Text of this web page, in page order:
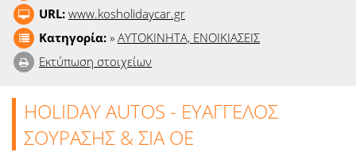
URL: www.kosholidaycar.gr
Κατηγορία: » ΑΥΤΟΚΙΝΗΤΑ, ΕΝΟΙΚΙΑΣΕΙΣ
Εκτύπωση στοιχείων
HOLIDAY AUTOS - ΕΥΑΓΓΕΛΟΣ
ΣΟΥΡΑΣΗΣ & ΣΙΑ ΟΕ